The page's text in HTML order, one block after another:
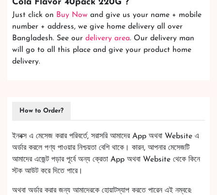
Cola Flavor 40pack 220G "?
Just click on Buy Now and give us your name + mobile
number + address, we give home delivery all over
Bangladesh. See our delivery area. Our delivery man
will go to all this place and give your product home
delivery.
How to Order?
ইনবক্স এ মেসেজ করার পরিবর্তে, সরাসরি আমাদের App অথবা Website এ
অর্ডার করলে পণ্য পাওয়ার নিশ্চয়তা বেশি থাকে। কারন, আপনার মেসেজটি
আমাদের এজেন্ট পড়ার পূর্বে অন্য ক্রেতা App অথবা Website থেকে কিনে
স্টক আউট করে দিতে পারে।
অথবা অর্ডার করার জন্য আমাদেরকে হোয়াটস্যাপ করতে পারেন এই নম্বরে: